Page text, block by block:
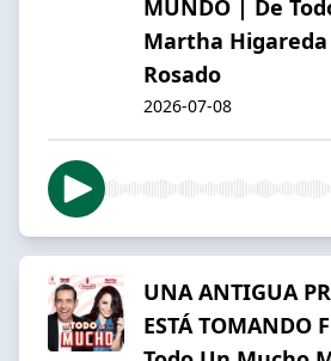
MUNDO | De
Martha Higareda
Rosado
2026-07-08
UNA ANTIGUA
ESTÁ TOMANDO